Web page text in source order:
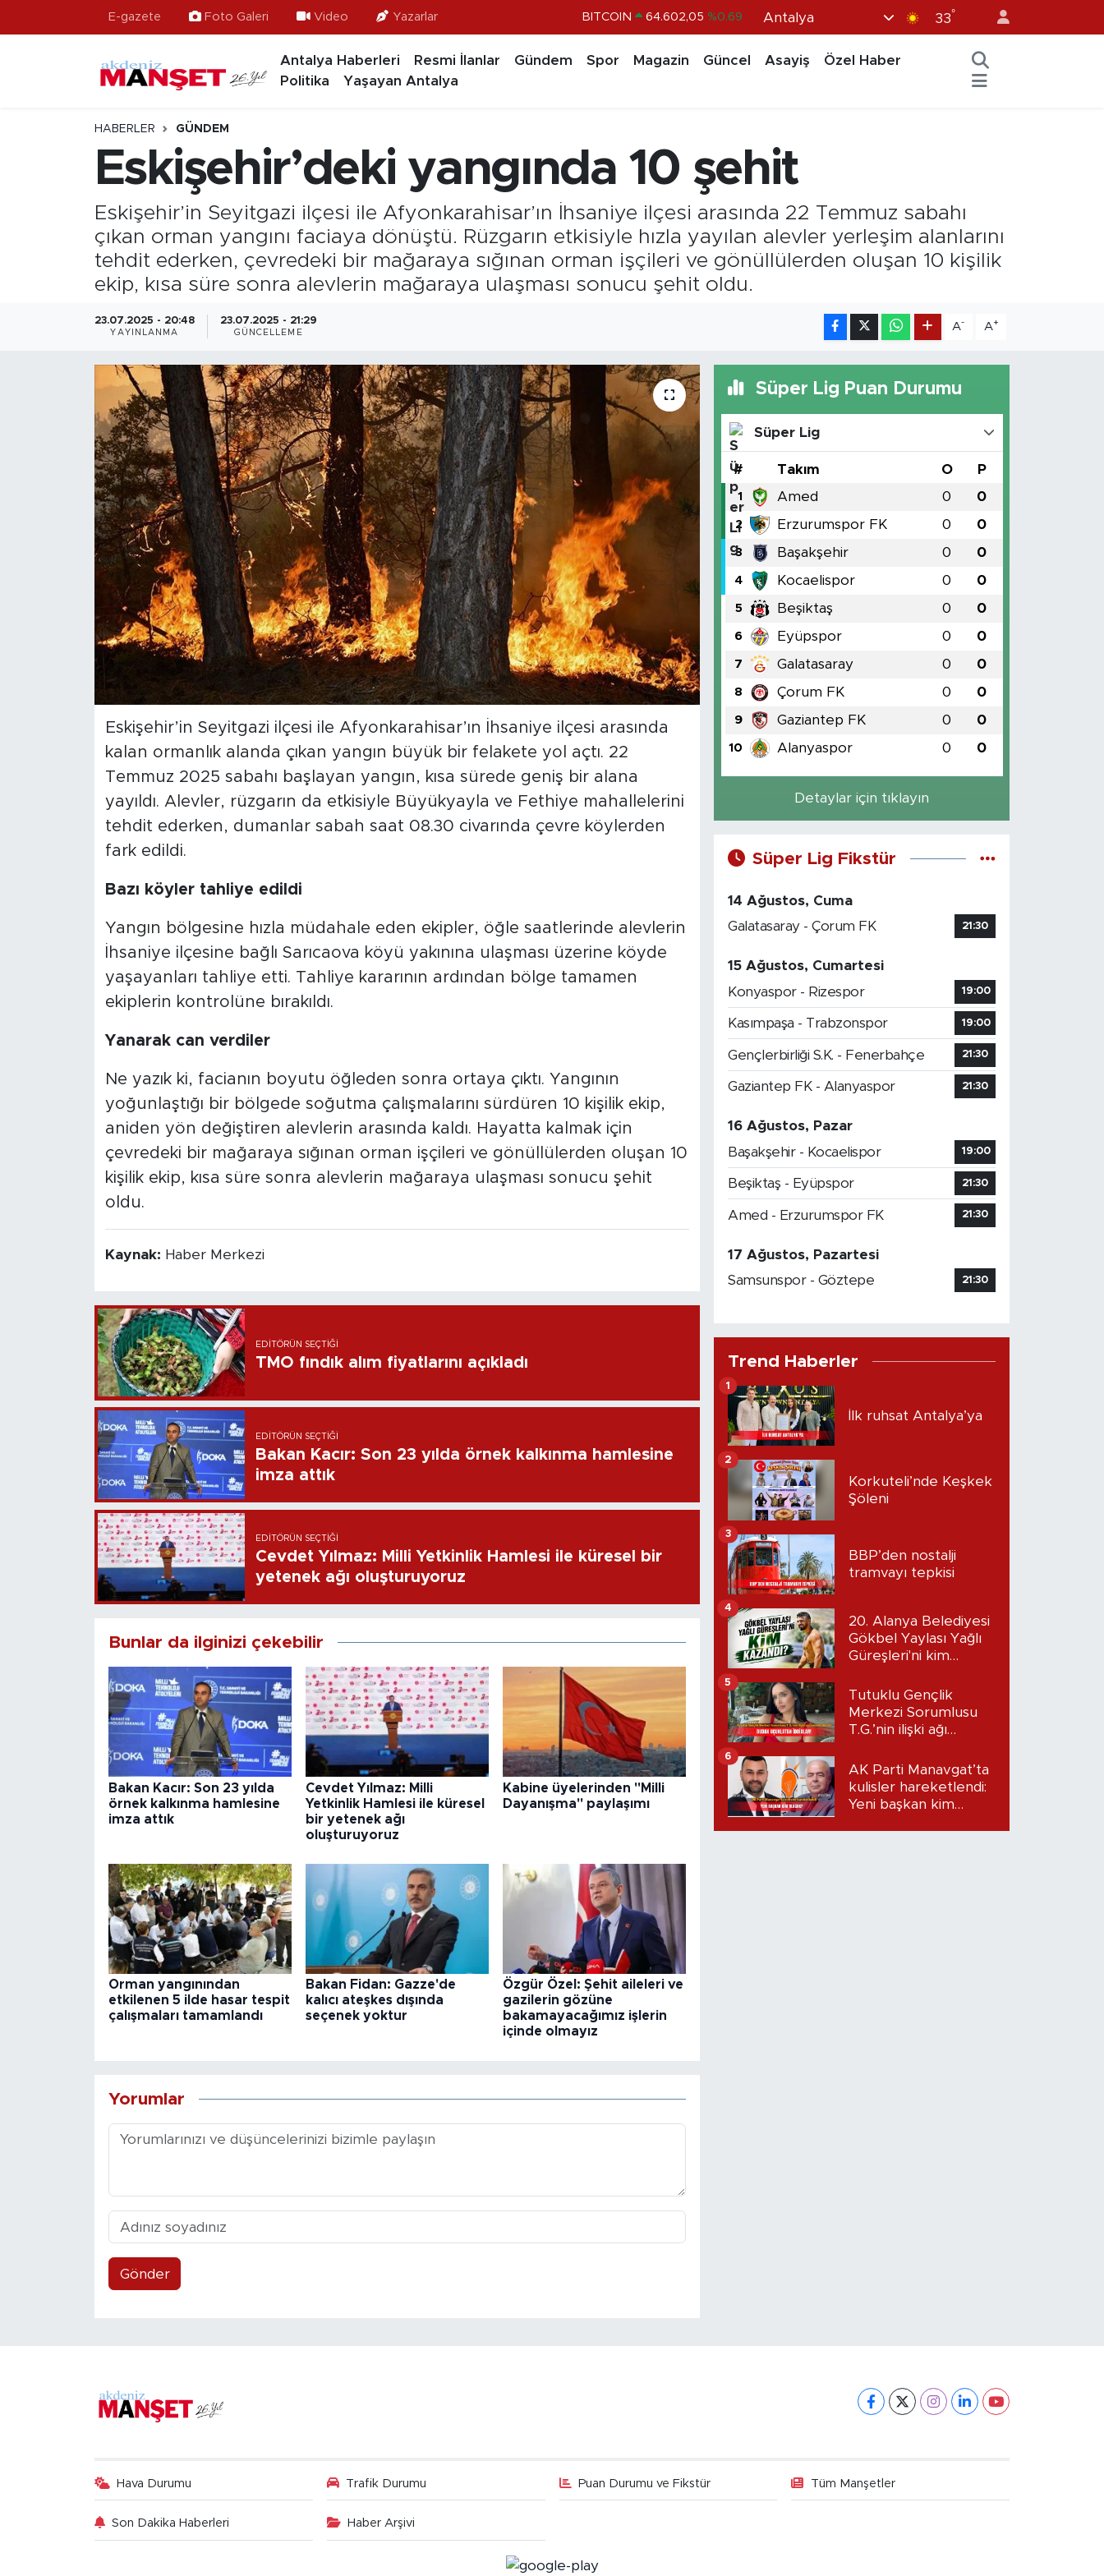
E-gazete Foto Galeri Video Yazarlar BITCOIN 64.602,05 %0.69
BİST100 13.768 %48
Antalya 33°
Antalya Haberleri Resmi İlanlar Gündem Spor Magazin Güncel Asayiş
Özel Haber
Politika
Yaşayan Antalya
HABERLER GÜNDEM
Eskişehir’deki yangında 10 şehit
Eskişehir’in Seyitgazi ilçesi ile Afyonkarahisar’ın İhsaniye ilçesi arasında 22 Temmuz sabahı
çıkan orman yangını faciaya dönüştü. Rüzgarın etkisiyle hızla yayılan alevler yerleşim alanlarını
tehdit ederken, çevredeki bir mağaraya sığınan orman işçileri ve gönüllülerden oluşan 10 kişilik
ekip, kısa süre sonra alevlerin mağaraya ulaşması sonucu şehit oldu.
23.07.2025 - 20:48
YAYINLANMA
23.07.2025 - 21:29
GÜNCELLEME
A- A+
Eskişehir’in Seyitgazi ilçesi ile Afyonkarahisar’ın İhsaniye ilçesi arasında
kalan ormanlık alanda çıkan yangın büyük bir felakete yol açtı. 22
Temmuz 2025 sabahı başlayan yangın, kısa sürede geniş bir alana
yayıldı. Alevler, rüzgarın da etkisiyle Büyükyayla ve Fethiye mahallelerini
tehdit ederken, dumanlar sabah saat 08.30 civarında çevre köylerden
fark edildi.
Bazı köyler tahliye edildi
Yangın bölgesine hızla müdahale eden ekipler, öğle saatlerinde alevlerin
İhsaniye ilçesine bağlı Sarıcaova köyü yakınına ulaşması üzerine köyde
yaşayanları tahliye etti. Tahliye kararının ardından bölge tamamen
ekiplerin kontrolüne bırakıldı.
Yanarak can verdiler
Ne yazık ki, facianın boyutu öğleden sonra ortaya çıktı. Yangının
yoğunlaştığı bir bölgede soğutma çalışmalarını sürdüren 10 kişilik ekip,
aniden yön değiştiren alevlerin arasında kaldı. Hayatta kalmak için
çevredeki bir mağaraya sığınan orman işçileri ve gönüllülerden oluşan 10
kişilik ekip, kısa süre sonra alevlerin mağaraya ulaşması sonucu şehit
oldu.
Kaynak: Haber Merkezi
EDITÖRÜN SEÇTIĞI
TMO fındık alım fiyatlarını açıkladı
EDITÖRÜN SEÇTIĞI
Bakan Kacır: Son 23 yılda örnek kalkınma hamlesine
imza attık
EDITÖRÜN SEÇTIĞI
Cevdet Yılmaz: Milli Yetkinlik Hamlesi ile küresel bir
yetenek ağı oluşturuyoruz
Bunlar da ilginizi çekebilir
Bakan Kacır: Son 23 yılda
örnek kalkınma hamlesine
imza attık
Cevdet Yılmaz: Milli
Yetkinlik Hamlesi ile küresel
bir yetenek ağı
oluşturuyoruz
Kabine üyelerinden "Milli
Dayanışma" paylaşımı
Orman yangınından
etkilenen 5 ilde hasar tespit
çalışmaları tamamlandı
Bakan Fidan: Gazze'de
kalıcı ateşkes dışında
seçenek yoktur
Özgür Özel: Şehit aileleri ve
gazilerin gözüne
bakamayacağımız işlerin
içinde olmayız
Yorumlar
Gönder
Süper Lig Puan Durumu
Süper Lig
# Takım O P
1 Amed 0 0
2 Erzurumspor FK 0 0
3 Başakşehir 0 0
4 Kocaelispor 0 0
5 Beşiktaş 0 0
6 Eyüpspor 0 0
7 Galatasaray 0 0
8 Çorum FK 0 0
9 Gaziantep FK 0 0
10 Alanyaspor 0 0
Detaylar için tıklayın
Süper Lig Fikstür
14 Ağustos, Cuma
Galatasaray - Çorum FK
21:30
15 Ağustos, Cumartesi
Konyaspor - Rizespor
19:00
Kasımpaşa - Trabzonspor 19:00
Gençlerbirliği S.K. - Fenerbahçe 21:30
Gaziantep FK - Alanyaspor 21:30
16 Ağustos, Pazar
Başakşehir - Kocaelispor
19:00
Beşiktaş - Eyüpspor 21:30
Amed - Erzurumspor FK 21:30
17 Ağustos, Pazartesi
Samsunspor - Göztepe
21:30
Trend Haberler
İlk ruhsat Antalya’ya
1
Korkuteli’nde Keşkek
Şöleni
2
BBP’den nostalji
tramvayı tepkisi
3
20. Alanya Belediyesi
Gökbel Yaylası Yağlı
Güreşleri'ni kim
4
Tutuklu Gençlik
Merkezi Sorumlusu
T.G.’nin ilişki ağı
Dudak uçuklatan
iddialar!
5
AK Parti Manavgat’ta
kulisler hareketlendi:
Yeni başkan kim
6
Hava Durumu Trafik Durumu Puan Durumu ve Fikstür Tüm Manşetler
Son Dakika Haberleri Haber Arşivi
Ekonomi
Gündem
Özel Haber
Politika
Resmi İlanlar
Turizm
Hava Durumu
Süper Lig Puan Durumu ve Fikstür
Tüm Manşetler
Son Dakika Haberleri
Haber Arşivi